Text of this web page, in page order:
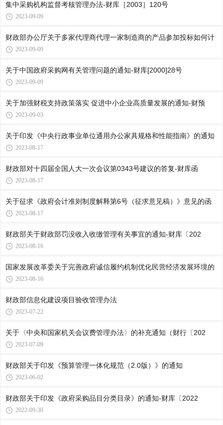
集中采购机构监督考核管理办法-财库［2003］120号
2023-09-09
财政部办公厅关于多家代理商代理一家制造商的产品参加投标如何计
2023-09-09
关于中国政府采购网有关管理问题的通知-财库[2000]28号
2023-09-09
关于加强财税支持政策落实 促进中小企业高质量发展的通知-财预
2023-09-03
关于印发《中央行政事业单位通用办公家具规格和性能指南》的通知
2023-08-17
财政部对十四届全国人大一次会议第0343号建议的答复-财库函
2023-08-17
关于征求《政府会计准则制度解释第6号（征求意见稿）》意见的函
2023-08-17
财政部关于财政部罚没收入收缴管理有关事宜的通知-财库〔202
2023-08-16
国家发展改革委关于完善政府诚信履约机制优化民营经济发展环境的
2023-08-16
财政部信息化建设项目验收管理办法
2023-07-22
关于〈中央和国家机关会议费管理办法〉的补充通知（财行〔202
2023-07-09
财政部关于印发《预算管理一体化规范（2.0版）》的通知
2023-06-02
财政部关于印发《政府采购品目分类目录》的通知-财库〔2022
2022-09-30